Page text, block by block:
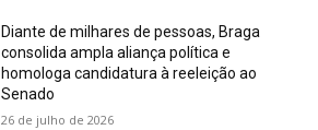
Diante de milhares de pessoas, Braga
consolida ampla aliança política e
homologa candidatura à reeleição ao
Senado
26 de julho de 2026